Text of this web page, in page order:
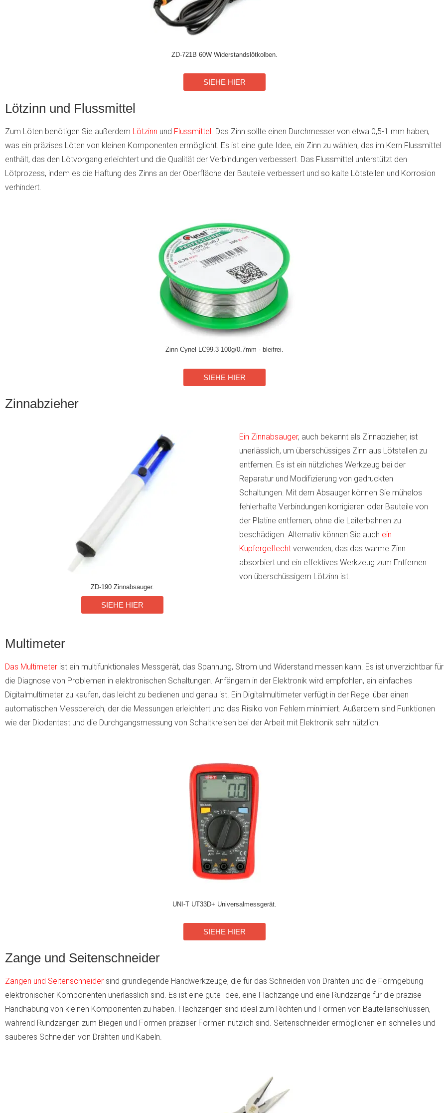
ZD-721B 60W Widerstandslötkolben.
SIEHE HIER
Lötzinn und Flussmittel
Zum Löten benötigen Sie außerdem Lötzinn und Flussmittel . Das Zinn sollte einen Durchmesser von etwa 0,5-1 mm haben,
was ein präzises Löten von kleinen Komponenten ermöglicht. Es ist eine gute Idee, ein Zinn zu wählen, das im Kern Flussmittel
enthält, das den Lötvorgang erleichtert und die Qualität der Verbindungen verbessert. Das Flussmittel unterstützt den
Lötprozess, indem es die Haftung des Zinns an der Oberfläche der Bauteile verbessert und so kalte Lötstellen und Korrosion
verhindert.
Zinn Cynel LC99.3 100g/0.7mm - bleifrei.
SIEHE HIER
Zinnabzieher
ZD-190 Zinnabsauger.
SIEHE HIER
Ein Zinnabsauger, auch bekannt als Zinnabzieher, ist
unerlässlich, um überschüssiges Zinn aus Lötstellen zu
entfernen. Es ist ein nützliches Werkzeug bei der
Reparatur und Modifizierung von gedruckten
Schaltungen. Mit dem Absauger können Sie mühelos
fehlerhafte Verbindungen korrigieren oder Bauteile von
der Platine entfernen, ohne die Leiterbahnen zu
beschädigen. Alternativ können Sie auch ein
Kupfergeflecht verwenden, das das warme Zinn
absorbiert und ein effektives Werkzeug zum Entfernen
von überschüssigem Lötzinn ist.
Multimeter
Das Multimeter ist ein multifunktionales Messgerät, das Spannung, Strom und Widerstand messen kann. Es ist unverzichtbar für
die Diagnose von Problemen in elektronischen Schaltungen. Anfängern in der Elektronik wird empfohlen, ein einfaches
Digitalmultimeter zu kaufen, das leicht zu bedienen und genau ist. Ein Digitalmultimeter verfügt in der Regel über einen
automatischen Messbereich, der die Messungen erleichtert und das Risiko von Fehlern minimiert. Außerdem sind Funktionen
wie der Diodentest und die Durchgangsmessung von Schaltkreisen bei der Arbeit mit Elektronik sehr nützlich.
UNI-T UT33D+ Universalmessgerät.
SIEHE HIER
Zange und Seitenschneider
Zangen und Seitenschneider sind grundlegende Handwerkzeuge, die für das Schneiden von Drähten und die Formgebung
elektronischer Komponenten unerlässlich sind. Es ist eine gute Idee, eine Flachzange und eine Rundzange für die präzise
Handhabung von kleinen Komponenten zu haben. Flachzangen sind ideal zum Richten und Formen von Bauteilanschlüssen,
während Rundzangen zum Biegen und Formen präziser Formen nützlich sind. Seitenschneider ermöglichen ein schnelles und
sauberes Schneiden von Drähten und Kabeln.